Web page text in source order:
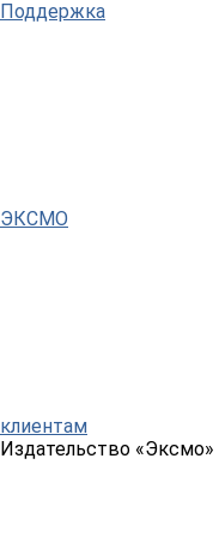
Поддержка
ЭКСМО
клиентам
Издательство «Эксмо»